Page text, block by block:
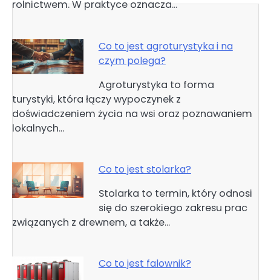
rolnictwem. W praktyce oznacza…
Co to jest agroturystyka i na
czym polega?
Agroturystyka to forma
turystyki, która łączy wypoczynek z
doświadczeniem życia na wsi oraz poznawaniem
lokalnych…
Co to jest stolarka?
Stolarka to termin, który odnosi
się do szerokiego zakresu prac
związanych z drewnem, a także…
Co to jest falownik?